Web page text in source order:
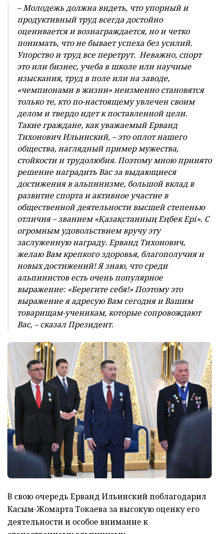
– Молодежь должна видеть, что упорный и
продуктивный труд всегда достойно
оценивается и вознаграждается, но и четко
понимать, что не бывает успеха без усилий.
Упорство и труд все перетрут. Неважно, спорт
это или бизнес, учеба в школе или научные
изыскания, труд в поле или на заводе,
«чемпионами в жизни» неизменно становятся
только те, кто по-настоящему увлечен своим
делом и твердо идет к поставленной цели.
Такие граждане, как уважаемый Ерванд
Тихонович Ильинский, – это оплот нашего
общества, наглядный пример мужества,
стойкости и трудолюбия. Поэтому мною принято
решение наградить Вас за выдающиеся
достижения в альпинизме, большой вклад в
развитие спорта и активное участие в
общественной деятельности высшей степенью
отличия – званием «Қазақстанның Еңбек Ері». С
огромным удовольствием вручу эту
заслуженную награду. Ерванд Тихонович,
желаю Вам крепкого здоровья, благополучия и
новых достижений! Я знаю, что среди
альпинистов есть очень популярное
выражение: «Берегите себя!» Поэтому это
выражение я адресую Вам сегодня и Вашим
товарищам-ученикам, которые сопровождают
Вас, – сказал Президент.
В свою очередь Ерванд Ильинский поблагодарил
Касым-Жомарта Токаева за высокую оценку его
деятельности и особое внимание к